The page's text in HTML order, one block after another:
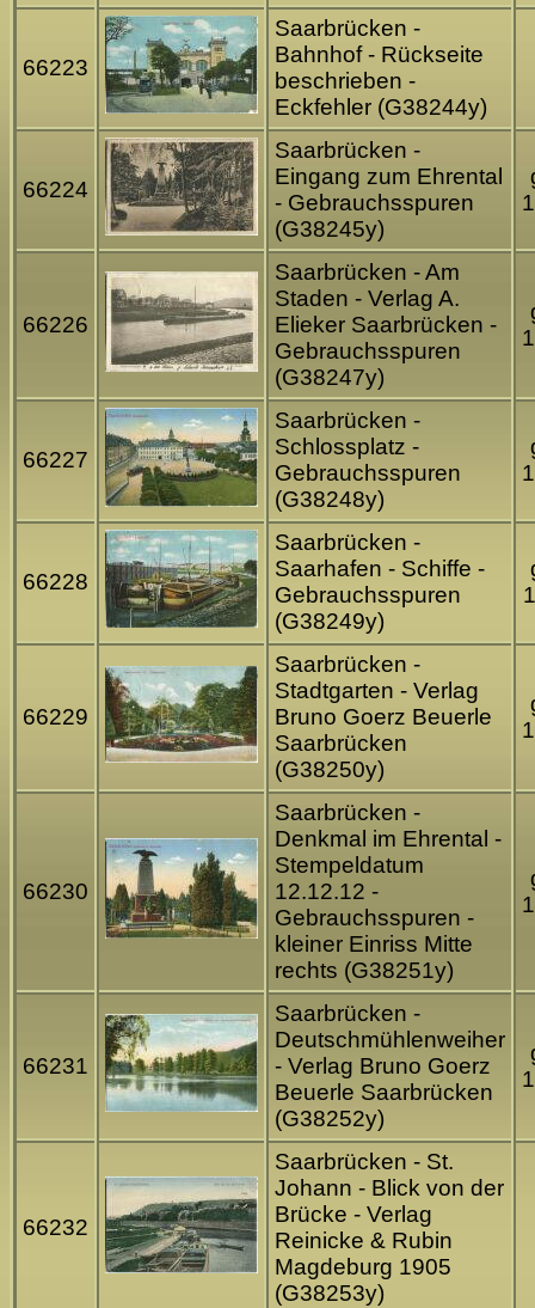
66223
Saarbrücken -
Bahnhof - Rückseite
beschrieben -
Eckfehler (G38244y)
66224
Saarbrücken -
Eingang zum Ehrental
- Gebrauchsspuren
(G38245y)
66226
Saarbrücken - Am
Staden - Verlag A.
Elieker Saarbrücken -
Gebrauchsspuren
(G38247y)
66227
Saarbrücken -
Schlossplatz -
Gebrauchsspuren
(G38248y)
66228
Saarbrücken -
Saarhafen - Schiffe -
Gebrauchsspuren
(G38249y)
66229
Saarbrücken -
Stadtgarten - Verlag
Bruno Goerz Beuerle
Saarbrücken
(G38250y)
66230
Saarbrücken -
Denkmal im Ehrental -
Stempeldatum
12.12.12 -
Gebrauchsspuren -
kleiner Einriss Mitte
rechts (G38251y)
66231
Saarbrücken -
Deutschmühlenweiher
- Verlag Bruno Goerz
Beuerle Saarbrücken
(G38252y)
66232
Saarbrücken - St.
Johann - Blick von der
Brücke - Verlag
Reinicke & Rubin
Magdeburg 1905
(G38253y)